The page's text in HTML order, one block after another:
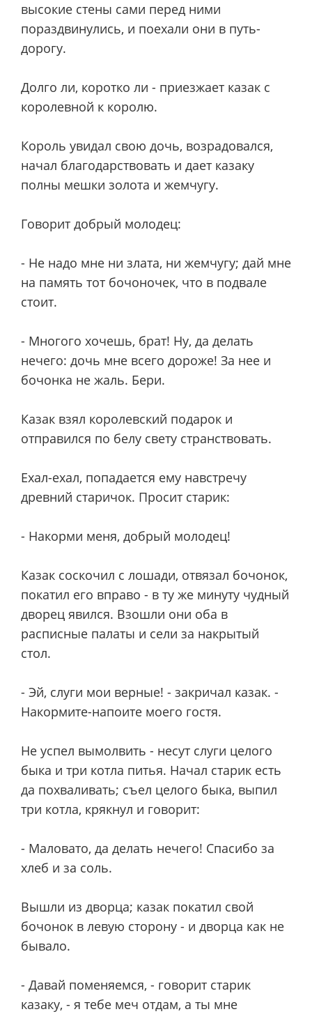
высокие стены сами перед ними
пораздвинулись, и поехали они в путь-
дорогу.
Долго ли, коротко ли - приезжает казак с
королевной к королю.
Король увидал свою дочь, возрадовался,
начал благодарствовать и дает казаку
полны мешки золота и жемчугу.
Говорит добрый молодец:
- Не надо мне ни злата, ни жемчугу; дай мне
на память тот бочоночек, что в подвале
стоит.
- Многого хочешь, брат! Ну, да делать
нечего: дочь мне всего дороже! За нее и
бочонка не жаль. Бери.
Казак взял королевский подарок и
отправился по белу свету странствовать.
Ехал-ехал, попадается ему навстречу
древний старичок. Просит старик:
- Накорми меня, добрый молодец!
Казак соскочил с лошади, отвязал бочонок,
покатил его вправо - в ту же минуту чудный
дворец явился. Взошли они оба в
расписные палаты и сели за накрытый
стол.
- Эй, слуги мои верные! - закричал казак. -
Накормите-напоите моего гостя.
Не успел вымолвить - несут слуги целого
быка и три котла питья. Начал старик есть
да похваливать; съел целого быка, выпил
три котла, крякнул и говорит:
- Маловато, да делать нечего! Спасибо за
хлеб и за соль.
Вышли из дворца; казак покатил свой
бочонок в левую сторону - и дворца как не
бывало.
- Давай поменяемся, - говорит старик
казаку, - я тебе меч отдам, а ты мне